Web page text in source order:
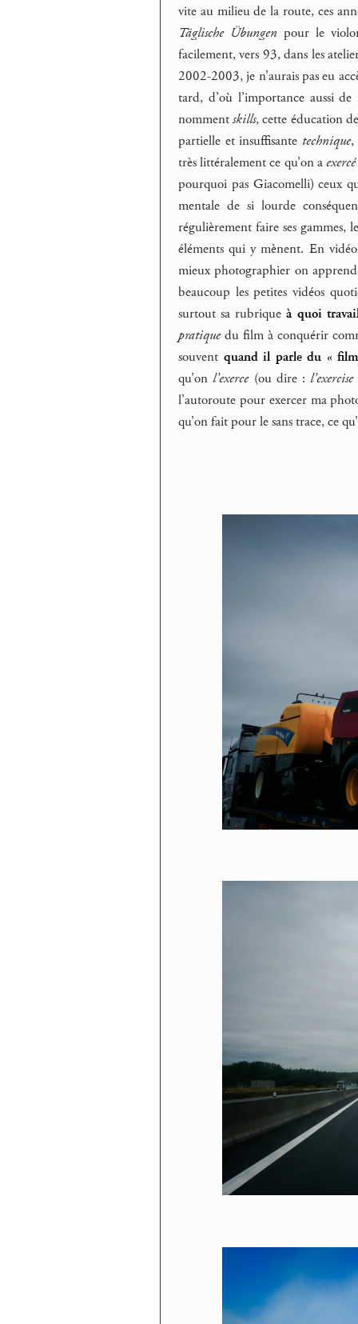
vite au milieu de la route, ces
Täglische Übungen pour le
facilement, vers 93, dans les
2002-2003, je n’aurais pas eu
tard, d’où l’importance aussi
nommentskills, cette éducation
partielle et insuffisante technique,
très littéralement ce qu’on aexercé
pourquoi pas Giacomelli) ceux
mentale de si lourde
régulièrement faire ses gammes,
éléments qui y mènent. En vidéo
mieux photographier on
beaucoup les petites vidéos
surtout sa rubriqueà quoi
pratiquedu film à conquérir
souvent quand il parle du «
qu’onl’exerce(ou dire :l’exercise
l’autoroute pour exercer ma
qu’on fait pour le sans trace, ce